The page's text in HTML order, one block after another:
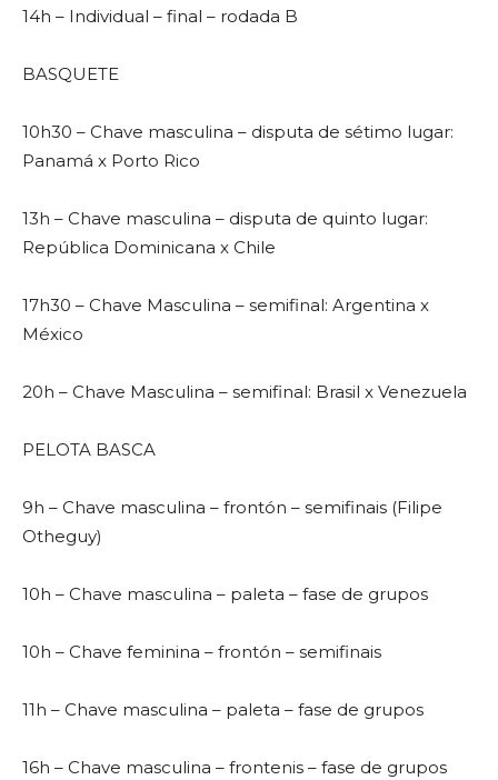
14h – Individual – final – rodada B
BASQUETE
10h30 – Chave masculina – disputa de sétimo lugar:
Panamá x Porto Rico
13h – Chave masculina – disputa de quinto lugar:
República Dominicana x Chile
17h30 – Chave Masculina – semifinal: Argentina x
México
20h – Chave Masculina – semifinal: Brasil x Venezuela
PELOTA BASCA
9h – Chave masculina – frontón – semifinais (Filipe
Otheguy)
10h – Chave masculina – paleta – fase de grupos
10h – Chave feminina – frontón – semifinais
11h – Chave masculina – paleta – fase de grupos
16h – Chave masculina – frontenis – fase de grupos